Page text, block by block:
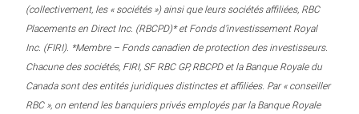
(collectivement, les « sociétés ») ainsi que leurs sociétés affiliées, RBC
Placements en Direct Inc. (RBCPD)* et Fonds d’investissement Royal
Inc. (FIRI). *Membre – Fonds canadien de protection des investisseurs.
Chacune des sociétés, FIRI, SF RBC GP, RBCPD et la Banque Royale du
Canada sont des entités juridiques distinctes et affiliées. Par « conseiller
RBC », on entend les banquiers privés employés par la Banque Royale